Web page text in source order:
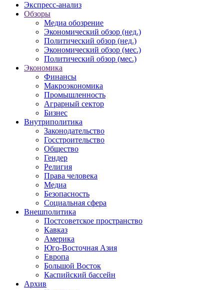
Экспресс-анализ
Обзоры
Медиа обозрение
Экономический обзор (нед.)
Политический обзор (нед.)
Экономический обзор (мес.)
Политический обзор (мес.)
Экономика
Финансы
Макроэкономика
Промышленность
Аграрный сектор
Бизнес
Внутриполитика
Законодательство
Госстроительство
Общество
Гендер
Религия
Права человека
Медиа
Безопасность
Социальная сфера
Внешполитика
Постсоветское пространство
Кавказ
Америка
Юго-Восточная Азия
Европа
Большой Восток
Каспийский бассейн
Архив